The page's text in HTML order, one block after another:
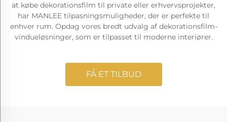
at købe dekorationsfilm til private eller erhvervsprojekter,
har MANLEE tilpasningsmuligheder, der er perfekte til
enhver rum. Opdag vores bredt udvalg af dekorationsfilm-
vindueløsninger, som er tilpasset til moderne interiører.
FÅ ET TILBUD